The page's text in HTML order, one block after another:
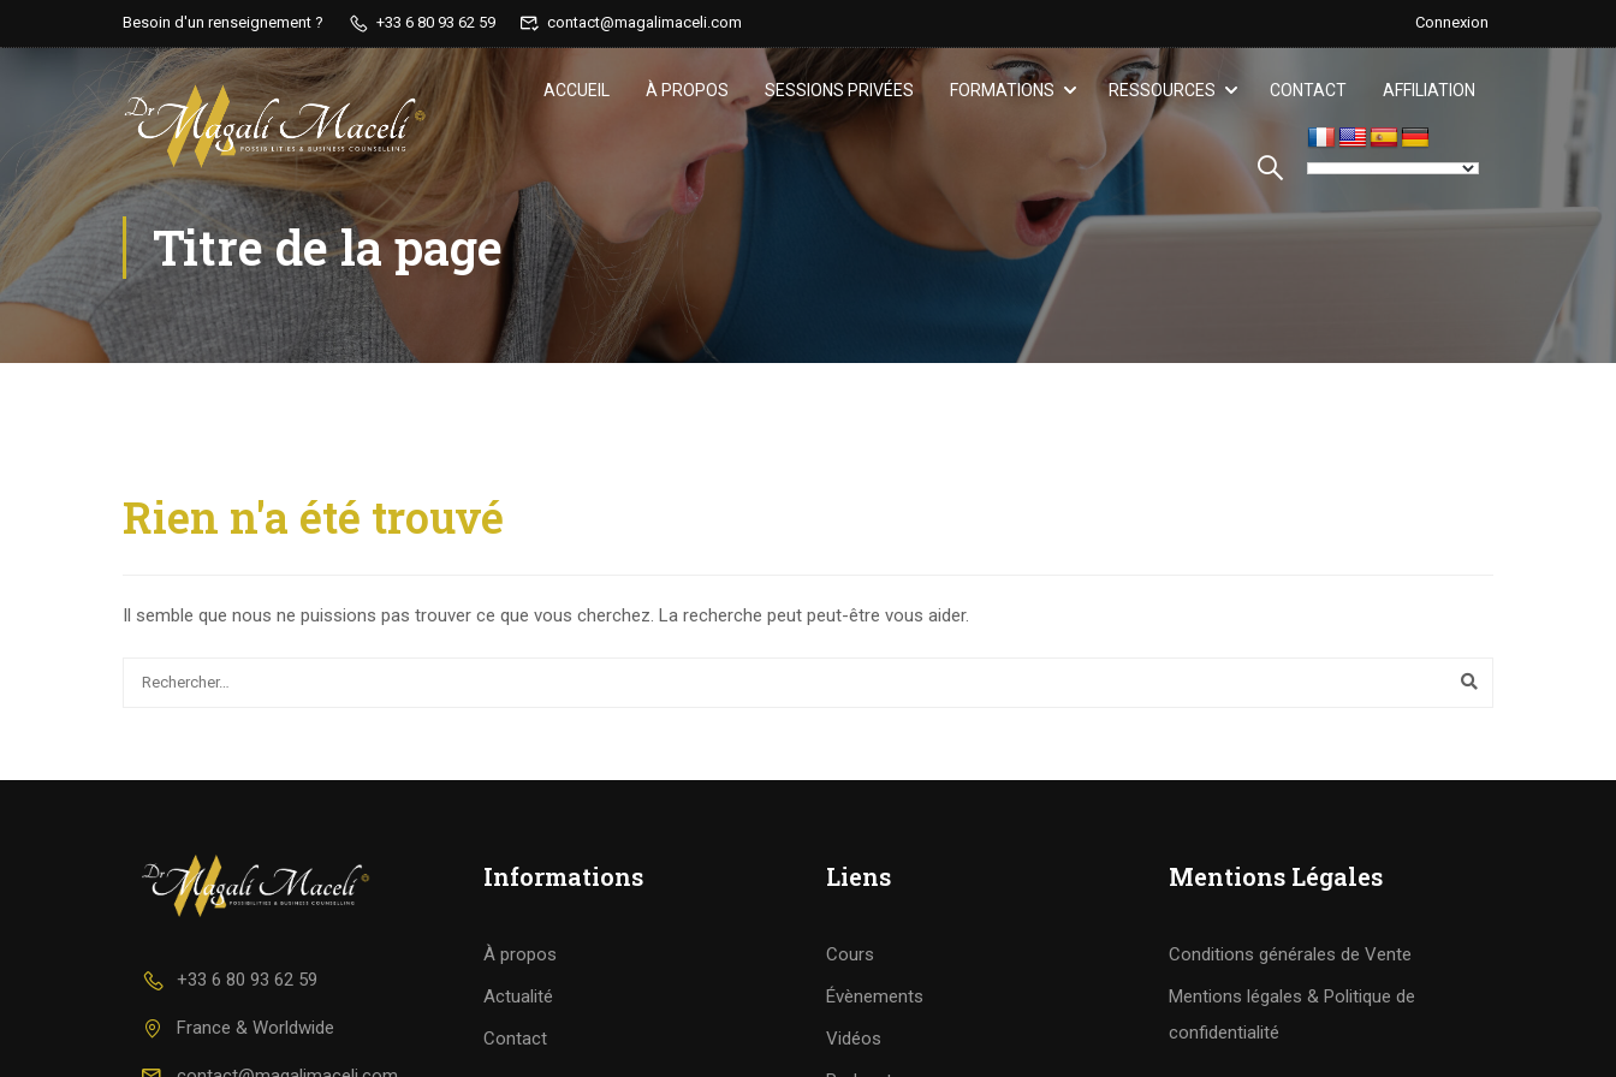
Besoin d'un renseignement ? +33 6 80 93 62 59 contact@magalimaceli.com Connexion
ACCUEIL À PROPOS SESSIONS PRIVÉES FORMATIONS RESSOURCES CONTACT AFFILIATION
Titre de la page
Rien n'a été trouvé
Il semble que nous ne puissions pas trouver ce que vous cherchez. La recherche peut peut-être vous aider.
+33 6 80 93 62 59
France & Worldwide
Informations
À propos
Actualité
Contact
Liens
Cours
Évènements
Vidéos
Mentions Légales
Conditions générales de Vente
Mentions légales & Politique de
confidentialité